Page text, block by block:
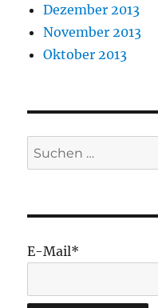
Dezember 2013
November 2013
Oktober 2013
Suchen
nach:
E-Mail*